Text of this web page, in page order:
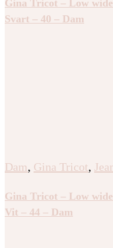
Gina Tricot – Low
Svart – 40 – Dam
Dam, Gina Tricot,
Gina Tricot – Low
Vit – 44 – Dam